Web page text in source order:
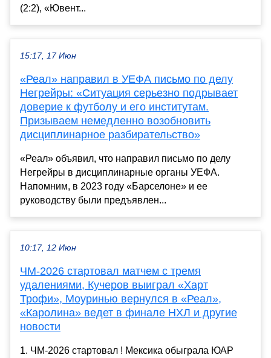
(2:2), «Ювент...
15:17, 17 Июн
«Реал» направил в УЕФА письмо по делу
Негрейры: «Ситуация серьезно подрывает
доверие к футболу и его институтам.
Призываем немедленно возобновить
дисциплинарное разбирательство»
«Реал» объявил, что направил письмо по делу
Негрейры в дисциплинарные органы УЕФА.
Напомним, в 2023 году «Барселоне» и ее
руководству были предъявлен...
10:17, 12 Июн
ЧМ-2026 стартовал матчем с тремя
удалениями, Кучеров выиграл «Харт
Трофи», Моуринью вернулся в «Реал»,
«Каролина» ведет в финале НХЛ и другие
новости
1. ЧМ-2026 стартовал ! Мексика обыграла ЮАР